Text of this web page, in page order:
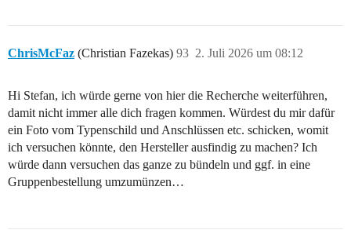
ChrisMcFaz (Christian Fazekas) 2. Juli 2026 um 08:12
93
Hi Stefan, ich würde gerne von hier die Recherche weiterführen,
damit nicht immer alle dich fragen kommen. Würdest du mir dafür
ein Foto vom Typenschild und Anschlüssen etc. schicken, womit
ich versuchen könnte, den Hersteller ausfindig zu machen? Ich
würde dann versuchen das ganze zu bündeln und ggf. in eine
Gruppenbestellung umzumünzen…